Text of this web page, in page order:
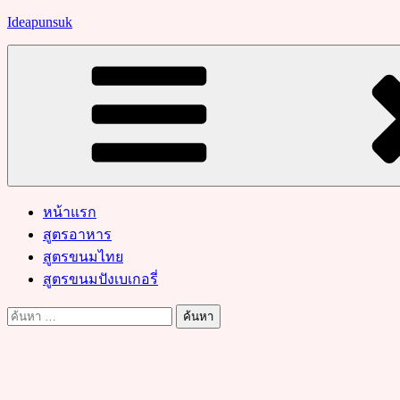
Skip
Ideapunsuk
หน้าแรก
สูตรอาหาร
สูตรขนมไทย
สูตรขนมปังเบเกอรี่
ค้นหา